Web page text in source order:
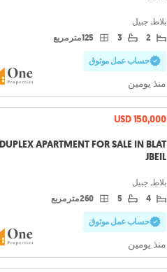
بلاط, جبيل
2
3 125 متر مربع
حساب عمل موثوق
منذ يومين
USD 150,000
APARTMENT FOR SALE IN BLAT
JBEIL
بلاط, جبيل
4
5 260 متر مربع
حساب عمل موثوق
منذ يومين